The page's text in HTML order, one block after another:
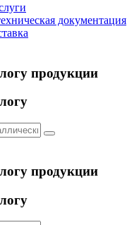
документация
продукции
продукции